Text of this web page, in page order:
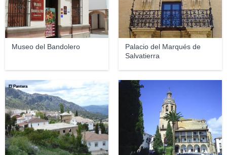
Museo del Bandolero
Palacio del Marqués de
Salvatierra
El Pantera Olaf Tausch